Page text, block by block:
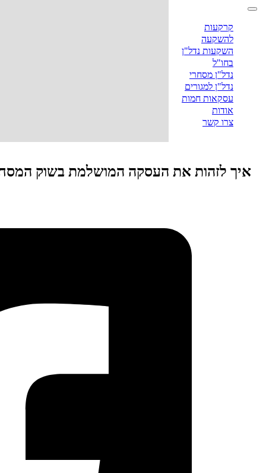
קרקעות
להשקעה
השקעות נדל"ן
בחו"ל
נדל"ן מסחרי
נדל"ן למגורים
עסקאות חמות
אודות
צרו קשר
איך לזהות את העסקה המושלמת בשוק